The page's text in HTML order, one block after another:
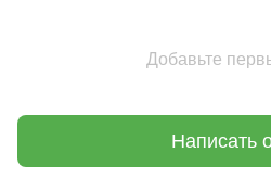
Добавьте
Написать